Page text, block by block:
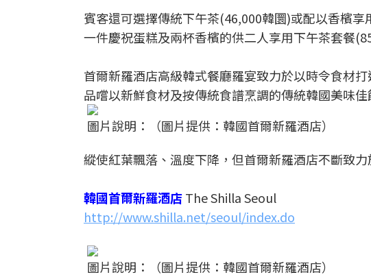
賓客還可選擇傳統下午茶(46,000韓圜)或配以香檳
一件慶祝蛋糕及兩杯香檳的供二人享用下午茶套餐
首爾新羅酒店高級韓式餐廳羅宴致力於以時令食材
品嚐以新鮮食材及按傳統食譜烹調的傳統韓國美味佳
圖片說明：（圖片提供：韓國首爾新羅酒店）
縱使紅葉飄落、溫度下降，但首爾新羅酒店不斷致
韓國首爾新羅酒店The Shilla Seoul
http://www.shilla.net/seoul/index.do
圖片說明：（圖片提供：韓國首爾新羅酒店）